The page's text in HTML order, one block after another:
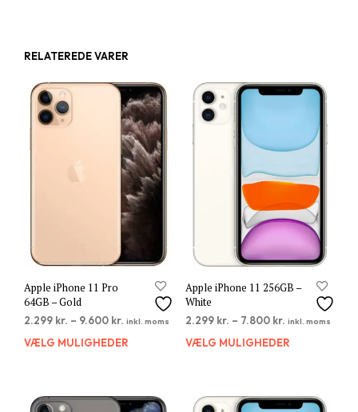
RELATEREDE VARER
Apple iPhone 11 Pro
64GB – Gold
2.299 kr. – 9.600 kr. inkl. moms
VÆLG MULIGHEDER
Dette
Apple iPhone 11 256GB –
White
2.299 kr. – 7.800 kr. inkl. moms
VÆLG MULIGHEDER